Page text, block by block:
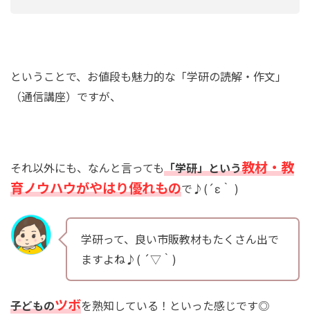
ということで、お値段も魅力的な「学研の読解・作文」
（通信講座）ですが、
それ以外にも、なんと言っても「学研」という教材・教
育ノウハウがやはり優れもので♪(´ε｀ )
学研って、良い市販教材もたくさん出で
ますよね♪( ´▽｀)
子どものツボを熟知している！といった感じです◎